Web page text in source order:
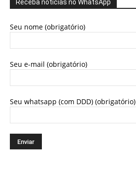
Receba notícias no WhatsApp
Seu nome (obrigatório)
Seu e-mail (obrigatório)
Seu whatsapp (com DDD) (obrigatório)